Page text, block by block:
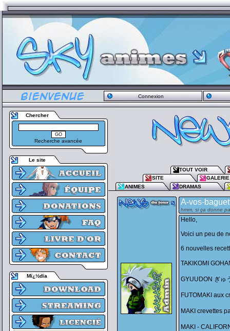
Connexion
Chercher
Recherche avancée
Le site
Mï¿½dia
TOUT VOIR
SITE
GALERIE
ANIMES
DRAMAS
A-vos-
hmm, si ça donne
Hello,
Voici un peu de
6 nouvelles
TAKIKOMI
GYUUDON ぎゅ
FUTOMAKI aux
MAKI crevettes
MAKI -